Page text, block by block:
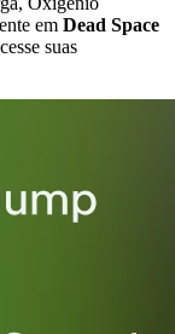
em Dead Space
suas